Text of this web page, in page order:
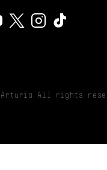
Arturia All rights